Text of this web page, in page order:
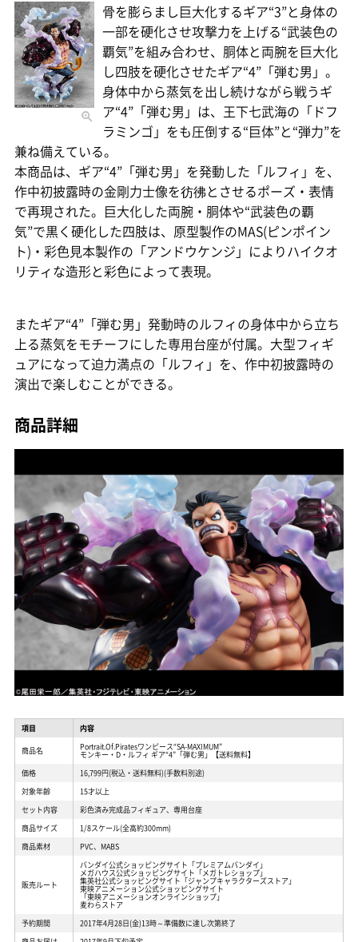
骨を膨らまし巨大化するギア“3”と身体の
一部を硬化させ攻撃力を上げる“武装色の
覇気”を組み合わせ、胴体と両腕を巨大化
し四肢を硬化させたギア“4”「弾む男」。
身体中から蒸気を出し続けながら戦うギ
ア“4”「弾む男」は、王下七武海の「ドフ
ラミンゴ」をも圧倒する“巨体”と“弾力”を
兼ね備えている。
本商品は、ギア“4”「弾む男」を発動した「ルフィ」を、
作中初披露時の金剛力士像を彷彿とさせるポーズ・表情
で再現された。巨大化した両腕・胴体や“武装色の覇
気”で黒く硬化した四肢は、原型製作のMAS(ピンポイン
ト)・彩色見本製作の「アンドウケンジ」によりハイクオ
リティな造形と彩色によって表現。
またギア“4”「弾む男」発動時のルフィの身体中から立ち
上る蒸気をモチーフにした専用台座が付属。大型フィギ
ュアになって迫力満点の「ルフィ」を、作中初披露時の
演出で楽しむことができる。
商品詳細
項目 内容
商品名 Portrait.Of.Piratesワンピース“SA-MAXIMUM”
モンキー・D・ルフィ ギア“4”「弾む男」【送料無料】
価格
16,799円(税込・送料無料)(手数料別途)
対象年齢
15才以上
セット内容
彩色済み完成品フィギュア、専用台座
商品サイズ
1/8スケール(全高約300mm)
商品素材
PVC、MABS
販売ルート
バンダイ公式ショッピングサイト「プレミアムバンダイ」
メガハウス公式ショッピングサイト「メガトレショップ」
集英社公式ショッピングサイト「ジャンプキャラクターズストア」
東映アニメーション公式ショッピングサイト
「東映アニメーションオンラインショップ」
麦わらストア
予約期間
2017年4月28日(金)13時～準備数に達し次第終了